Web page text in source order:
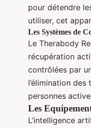
pour détendre
utiliser, cet
Les Systèmes de
Le Therabody
récupération
contrôlées par
l’élimination
personnes
Les
L’intelligence